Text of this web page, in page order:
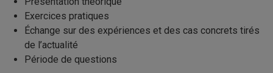
Exercices pratiques
Échange sur des expériences et des cas concrets tirés
de l’actualité
Période de questions